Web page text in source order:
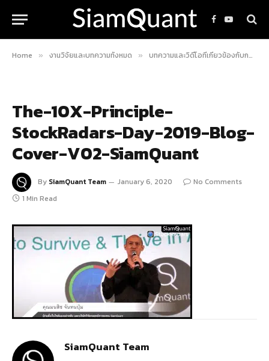
Facebook
YouTube
Home » งานวิจัยและบทความทั้งหมด » บทความและวิดีโอที่เกี่ยวข้องกับกลยุทธ์การลงทุน 10X
The-10X-Principle-
StockRadars-Day-2019-Blog-
Cover-V02-SiamQuant
By SiamQuant Team January 6, 2020
No Comments
1 Min Read
SiamQuant Team